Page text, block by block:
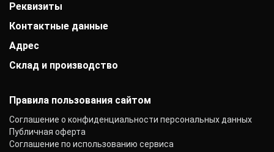
Выставки
Заказчики
Вакансии
Контакты
Оплата
Гарантии
Акции
Статьи
Реквизиты
АО «Райффайзенбанк»
Р/с: 40702810000000001118
К/с: 30101810200000000700
ОКПО: 40276717
Контактные данные
+7 (800) 333-41-10
График работы:
Адрес
г. Орел, Керамический переулок, 7Е
Склад и производство
Правила пользования сайтом
Соглашение о конфиденциальности персональных данных
Публичная оферта
Соглашение по использованию сервиса